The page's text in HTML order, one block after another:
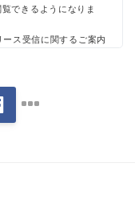
できるようになりま
ース受信に関するご案内